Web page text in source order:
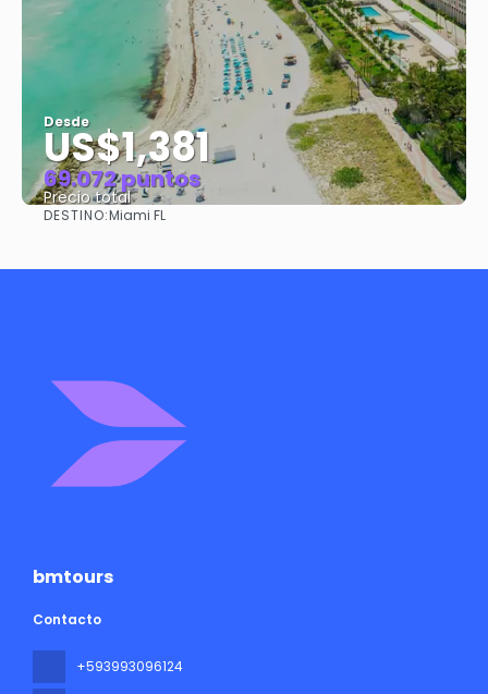
Desde
US$1,381
69.072 puntos
Precio total
DESTINO:Miami FL
bmtours
Contacto
+593993096124